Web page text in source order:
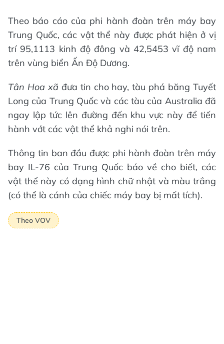
Theo báo cáo của phi hành đoàn trên máy bay
Trung Quốc, các vật thể này được phát hiện ở vị
trí 95,1113 kinh độ đông và 42,5453 vĩ độ nam
trên vùng biển Ấn Độ Dương.
Tân Hoa xã đưa tin cho hay, tàu phá băng Tuyết
Long của Trung Quốc và các tàu của Australia đã
ngay lập tức lên đường đến khu vực này để tiến
hành vớt các vật thể khả nghi nói trên.
Thông tin ban đầu được phi hành đoàn trên máy
bay IL-76 của Trung Quốc báo về cho biết, các
vật thể này có dạng hình chữ nhật và màu trắng
(có thể là cánh của chiếc máy bay bị mất tích).
Theo VOV